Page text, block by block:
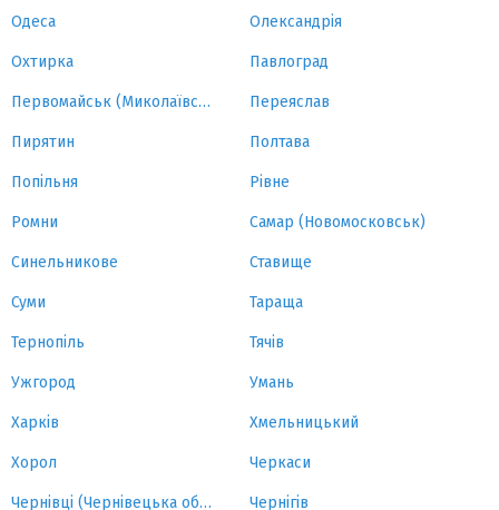
Одеса Олександрія
Охтирка Павлоград
Первомайськ (Миколаївська область) Переяслав
Пирятин Полтава
Попільня Рівне
Ромни Самар (Новомосковськ)
Синельникове Ставище
Суми Тараща
Тернопіль Тячів
Ужгород Умань
Харків Хмельницький
Хорол Черкаси
Чернівці (Чернівецька область) Чернігів